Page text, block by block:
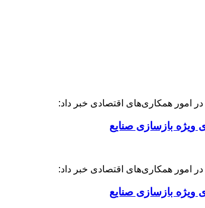
امور همکاری‌های اقتصادی خبر داد:
بازسازی صنایع
امور همکاری‌های اقتصادی خبر داد:
بازسازی صنایع